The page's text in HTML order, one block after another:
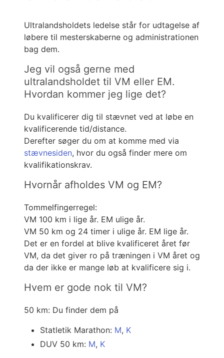
Ultralandsholdets ledelse står for udtagelse af
løbere til mesterskaberne og administrationen
bag dem.
Jeg vil også gerne med
ultralandsholdet til VM eller EM.
Hvordan kommer jeg lige det?
Du kvalificerer dig til stævnet ved at løbe en
kvalificerende tid/distance.
Derefter søger du om at komme med via
stævnesiden, hvor du også finder mere om
kvalifikationskrav.
Hvornår afholdes VM og EM?
Tommelfingerregel:
VM 100 km i lige år. EM ulige år.
VM 50 km og 24 timer i ulige år. EM lige år.
Det er en fordel at blive kvalificeret året før
VM, da det giver ro på træningen i VM året og
da der ikke er mange løb at kvalificere sig i.
Hvem er gode nok til VM?
50 km: Du finder dem på
Statletik Marathon: M, K
DUV 50 km: M, K